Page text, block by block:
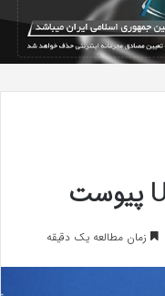
زمان مطالعه یک دقیقه